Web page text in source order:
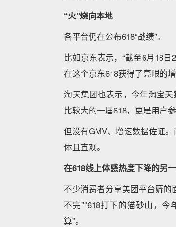
“火”烧向本地
各平台仍在公布618“战绩”。
比如京东表示，“截至6月18
在这个京东618获得了亮眼的增
淘天集团也表示，今年淘宝
比较大的一届618，更是用户
但没有GMV、增速数据佐证
体且直观。
在618线上体感热度下降的另
不少消费者分享美团平台薅的
不完”“618打下的猫砂山，
算”。